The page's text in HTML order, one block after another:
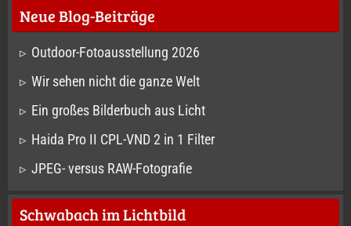
Neue Blog-Beiträge
Outdoor-Fotoausstellung 2026
Wir sehen nicht die ganze Welt
Ein großes Bilderbuch aus Licht
Haida Pro II CPL-VND 2 in 1 Filter
JPEG- versus RAW-Fotografie
Schwabach im Lichtbild